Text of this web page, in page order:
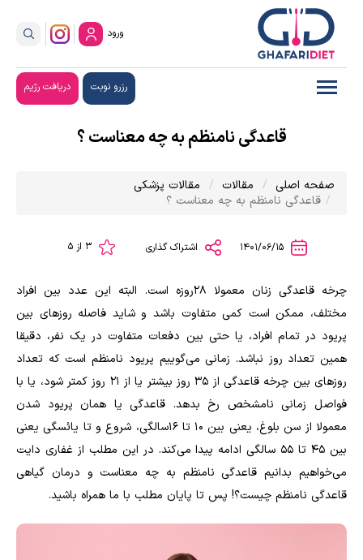
ورود
رزرو نوبت دریافت رژیم
قاعدگی نامنظم به چه معناست ؟
صفحه اصلی مقالات
مقالات پزشکی
قاعدگی نامنظم به چه معناست ؟
اشتراک گذاری
چرخه قاعدگی زنان معمولا ۲۸روزه است. البته این عدد بین افراد
مختلف، ممکن است کمی متفاوت باشد و شاید فاصله روزهای بین
پریود در تمام افراد، یا حتی بین دفعات متفاوت در یک نفر، دقیقا
همین تعداد روز نباشد. زمانی می‌گوییم پریود نامنظم است که تعداد
روزهای بین چرخه قاعدگی از ۳۵ روز بیشتر یا از ۲۱ روز کمتر شود، یا با
فواصل زمانی نامشخص رخ بدهد. قاعدگی یا همان پریود ‌شدن
معمولا از سن بلوغ، یعنی بین ۱۰ تا ۱۶سالگی، شروع و تا یائسگی یعنی
بین ۴۵ تا ۵۵ سالگی ادامه پیدا می‌کند. در این مطلب از غفاری دایت
می‌خواهیم بدانیم قاعدگی نامنظم به چه معناست و درمان گیاهی
قاعدگی نامنظم چیست؟! پس تا پایان مطلب با ما همراه باشید.